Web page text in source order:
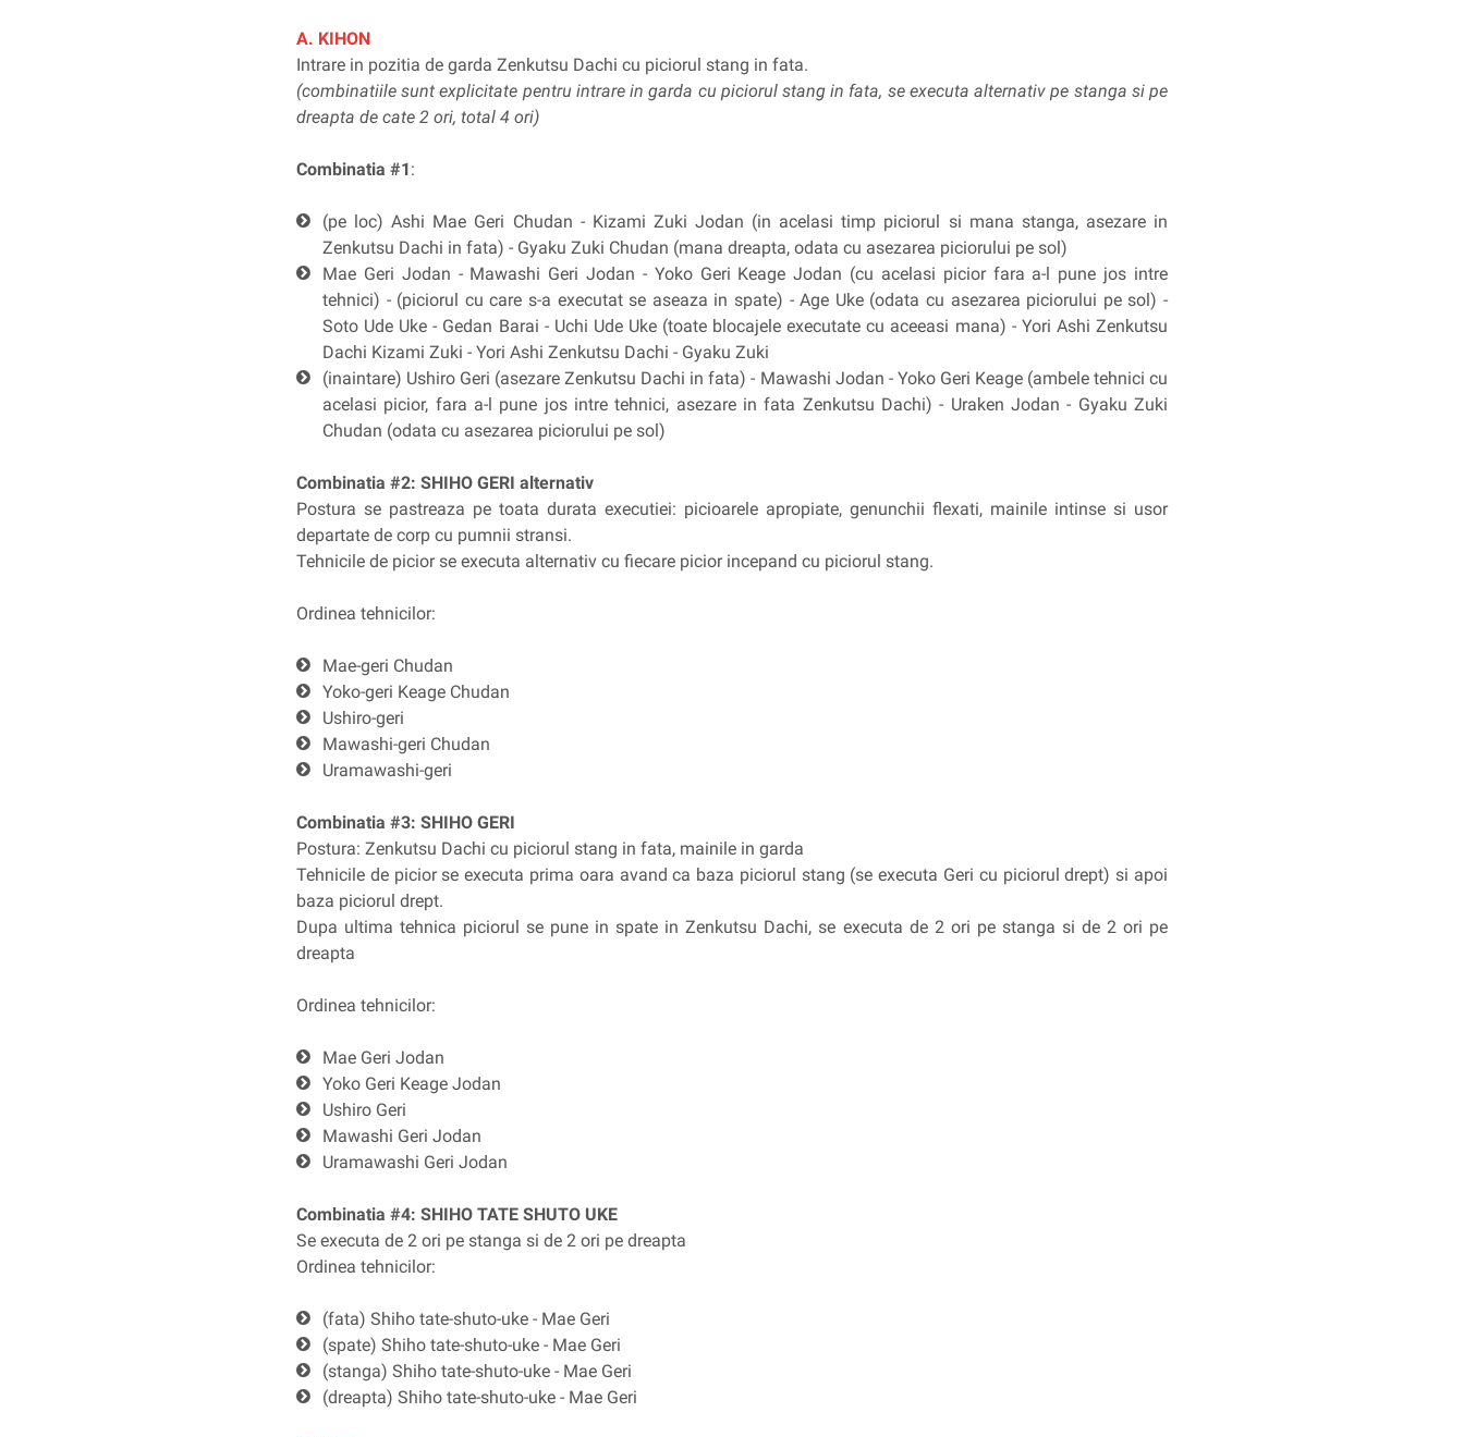
A. KIHON
Intrare in pozitia de garda Zenkutsu Dachi cu piciorul stang in fata.
(combinatiile sunt explicitate pentru intrare in garda cu piciorul stang in fata, se executa alternativ pe stanga si pe
dreapta de cate 2 ori, total 4 ori)
Combinatia #1:
(pe loc) Ashi Mae Geri Chudan - Kizami Zuki Jodan (in acelasi timp piciorul si mana stanga, asezare in
Zenkutsu Dachi in fata) - Gyaku Zuki Chudan (mana dreapta, odata cu asezarea piciorului pe sol)
Mae Geri Jodan - Mawashi Geri Jodan - Yoko Geri Keage Jodan (cu acelasi picior fara a-l pune jos intre
tehnici) - (piciorul cu care s-a executat se aseaza in spate) - Age Uke (odata cu asezarea piciorului pe sol) -
Soto Ude Uke - Gedan Barai - Uchi Ude Uke (toate blocajele executate cu aceeasi mana) - Yori Ashi Zenkutsu
Dachi Kizami Zuki - Yori Ashi Zenkutsu Dachi - Gyaku Zuki
(inaintare) Ushiro Geri (asezare Zenkutsu Dachi in fata) - Mawashi Jodan - Yoko Geri Keage (ambele tehnici cu
acelasi picior, fara a-l pune jos intre tehnici, asezare in fata Zenkutsu Dachi) - Uraken Jodan - Gyaku Zuki
Chudan (odata cu asezarea piciorului pe sol)
Combinatia #2: SHIHO GERI alternativ
Postura se pastreaza pe toata durata executiei: picioarele apropiate, genunchii flexati, mainile intinse si usor
departate de corp cu pumnii stransi.
Tehnicile de picior se executa alternativ cu fiecare picior incepand cu piciorul stang.
Ordinea tehnicilor:
Mae-geri Chudan
Yoko-geri Keage Chudan
Ushiro-geri
Mawashi-geri Chudan
Uramawashi-geri
Combinatia #3: SHIHO GERI
Postura: Zenkutsu Dachi cu piciorul stang in fata, mainile in garda
Tehnicile de picior se executa prima oara avand ca baza piciorul stang (se executa Geri cu piciorul drept) si apoi
baza piciorul drept.
Dupa ultima tehnica piciorul se pune in spate in Zenkutsu Dachi, se executa de 2 ori pe stanga si de 2 ori pe
dreapta
Ordinea tehnicilor:
Mae Geri Jodan
Yoko Geri Keage Jodan
Ushiro Geri
Mawashi Geri Jodan
Uramawashi Geri Jodan
Combinatia #4: SHIHO TATE SHUTO UKE
Se executa de 2 ori pe stanga si de 2 ori pe dreapta
Ordinea tehnicilor:
(fata) Shiho tate-shuto-uke - Mae Geri
(spate) Shiho tate-shuto-uke - Mae Geri
(stanga) Shiho tate-shuto-uke - Mae Geri
(dreapta) Shiho tate-shuto-uke - Mae Geri